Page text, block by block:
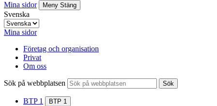
Mina sidor Meny Stäng
Svenska
Mina sidor
Företag och organisation
Privat
Om oss
Sök på webbplatsen Sök
BTP 1 BTP 1